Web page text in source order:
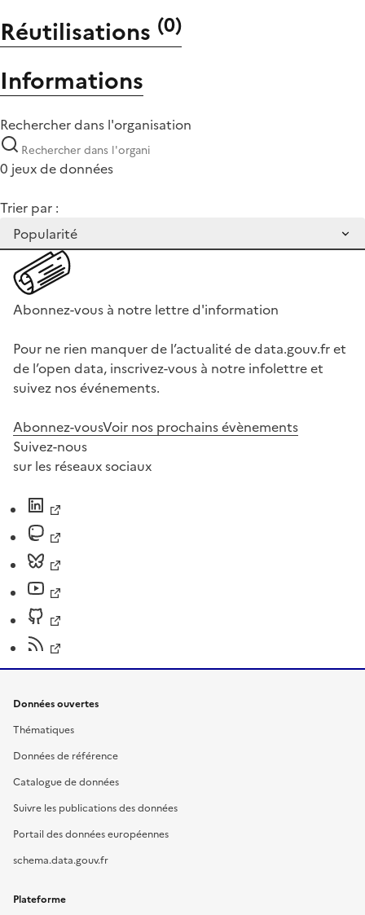
Réutilisations (0)
Informations
Rechercher dans l'organisation
0 jeux de données
Trier par :
Abonnez-vous à notre lettre d'information
Pour ne rien manquer de l’actualité de data.gouv.fr et
de l’open data, inscrivez-vous à notre infolettre et
suivez nos événements.
Abonnez-vousVoir nos prochains évènements
Suivez-nous
sur les réseaux sociaux
Données ouvertes
Thématiques
Données de référence
Catalogue de données
Suivre les publications des données
Portail des données européennes
schema.data.gouv.fr
Plateforme